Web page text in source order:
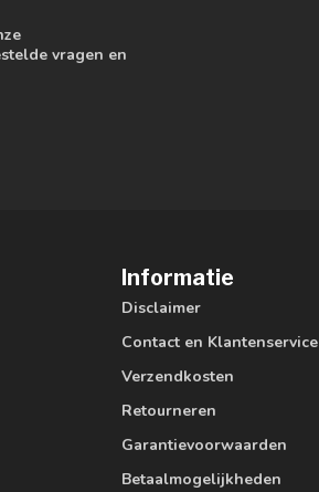
vragen en
Informatie
Disclaimer
Contact en Klantenservice
Verzendkosten
Retourneren
Garantievoorwaarden
Betaalmogelijkheden